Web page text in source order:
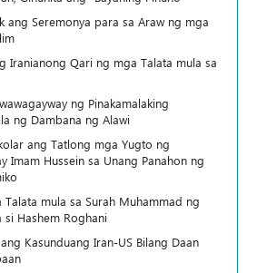
ang Seremonya para sa Araw ng mga
Iranianong Qari ng mga Talata mula sa
ng Pinakamalaking
ng Dambana ng Alawi
ang Tatlong mga Yugto ng
Imam Hussein sa Unang Panahon ng
Talata mula sa Surah Muhammad ng
Hashem Roghani
Kasunduang Iran-US Bilang Daan